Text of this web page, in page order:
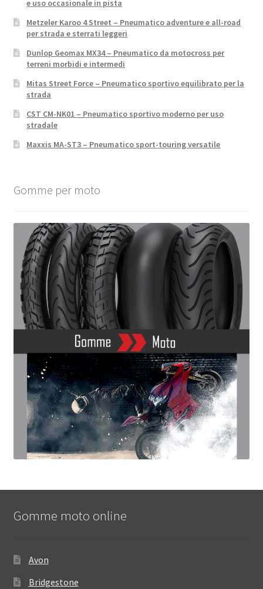
e uso occasionale in pista
Metzeler Karoo 4 Street – Pneumatico adventure e all-road
per strada e sterrati leggeri
Dunlop Geomax MX34 – Pneumatico da motocross per
terreni morbidi e intermedi
Mitas Street Force – Pneumatico sportivo equilibrato per la
strada
CST CM-NK01 – Pneumatico sportivo moderno per uso
stradale
Maxxis MA-ST3 – Pneumatico sport-touring versatile
Gomme per moto
Gomme moto online
Avon
Bridgestone